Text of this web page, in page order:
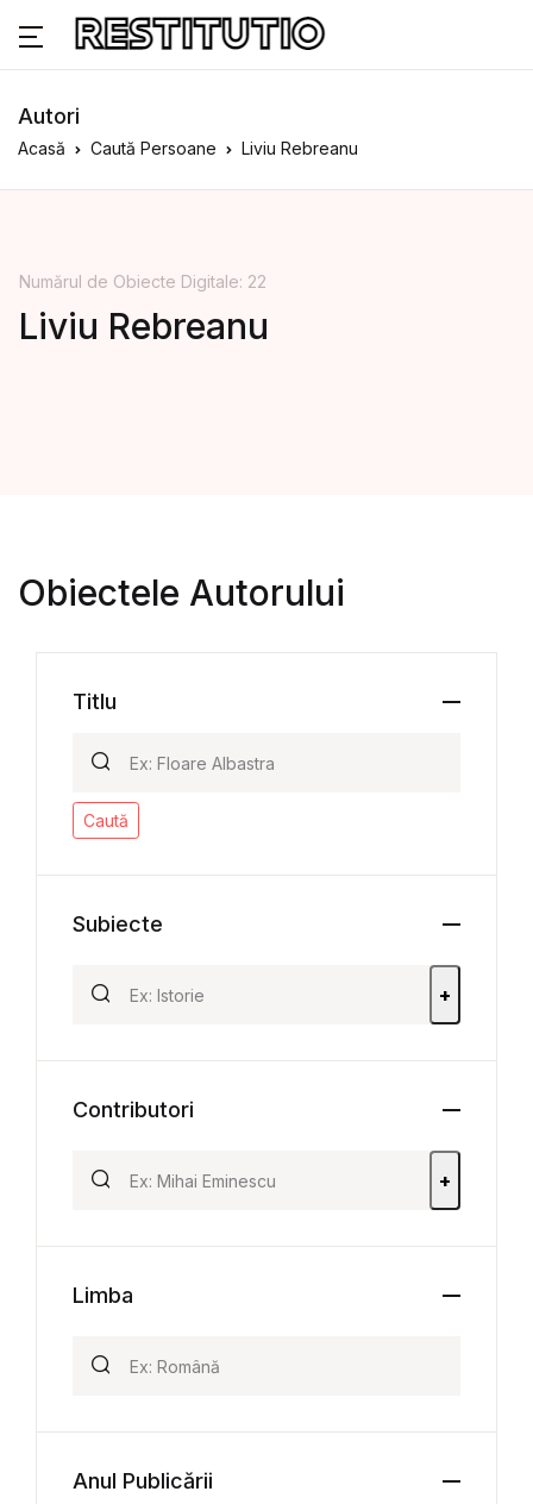
Autori
Acasă Caută Persoane Liviu Rebreanu
Numărul de Obiecte Digitale: 22
Liviu Rebreanu
Obiectele Autorului
Titlu
Caută
Subiecte
+
Contributori
+
Limba
Anul Publicării